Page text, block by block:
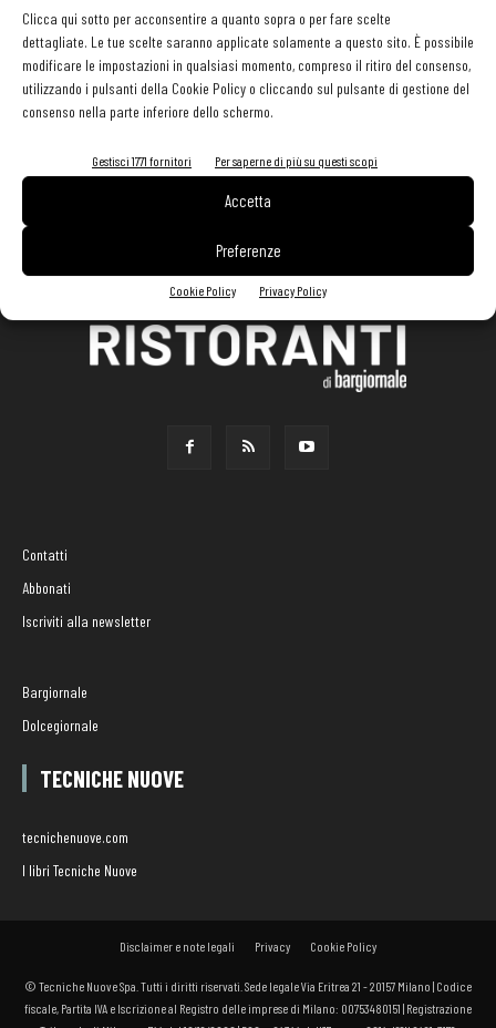
Clicca qui sotto per acconsentire a quanto sopra o per fare scelte
dettagliate. Le tue scelte saranno applicate solamente a questo sito. È possibile
modificare le impostazioni in qualsiasi momento, compreso il ritiro del consenso,
utilizzando i pulsanti della Cookie Policy o cliccando sul pulsante di gestione del
consenso nella parte inferiore dello schermo.
Gestisci 1771 fornitori Per saperne di più su questi scopi
Accetta
Preferenze
Cookie Policy Privacy Policy
Contatti
Abbonati
Iscriviti alla newsletter
Bargiornale
Dolcegiornale
TECNICHE NUOVE
tecnichenuove.com
I libri Tecniche Nuove
Disclaimer e note legali Privacy Cookie Policy
© Tecniche Nuove Spa. Tutti i diritti riservati. Sede legale Via Eritrea 21 - 20157 Milano | Codice
fiscale, Partita IVA e Iscrizione al Registro delle imprese di Milano: 00753480151 | Registrazione